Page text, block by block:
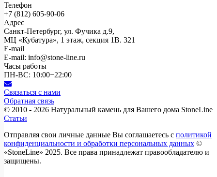
Телефон
+7 (812) 605-90-06
Адрес
Санкт-Петербург, ул. Фучика д.9,
МЦ «Кубатура», 1 этаж, секция 1В. 321
E-mail
E-mail: info@stone-line.ru
Часы работы
ПН-ВС: 10:00−22:00
Связаться с нами
Обратная связь
© 2010 - 2026 Натуральный камень для Вашего дома StoneLine
Статьи
Отправляя свои личные данные Вы соглашаетесь с политикой
конфиденциальности и обработки персональных данных ©
«StoneLine» 2025. Все права принадлежат правообладателю и
защищены.